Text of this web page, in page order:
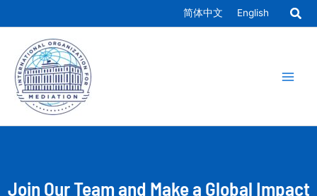
至
简体中文 English
Join Our Team and Make a Global Impact